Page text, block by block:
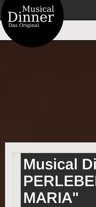
Musical
MARIA"